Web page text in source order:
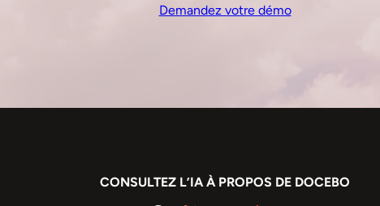
Demandez votre démo
CONSULTEZ L’IA À PROPOS DE DOCEBO